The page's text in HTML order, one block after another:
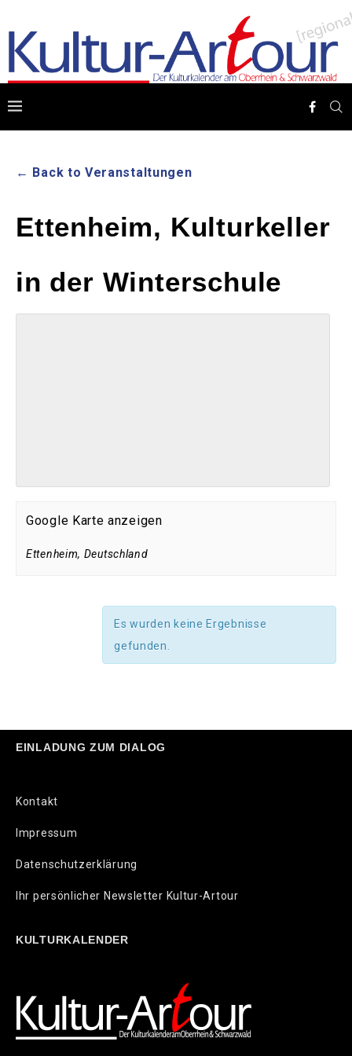
← Back to Veranstaltungen
Ettenheim, Kulturkeller
in der Winterschule
Google Karte anzeigen
Ettenheim, Deutschland
Es wurden keine Ergebnisse
gefunden.
EINLADUNG ZUM DIALOG
Kontakt
Impressum
Datenschutzerklärung
Ihr persönlicher Newsletter Kultur-Artour
KULTURKALENDER